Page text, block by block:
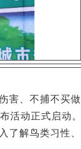
害、不捕不买做
活动正式启动。
了解鸟类习性、